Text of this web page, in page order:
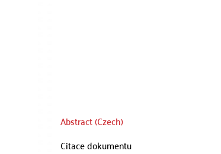
Abstract (Czech)
Citace dokumentu